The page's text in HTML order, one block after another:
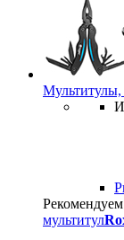
Рекомендуем
мультитул